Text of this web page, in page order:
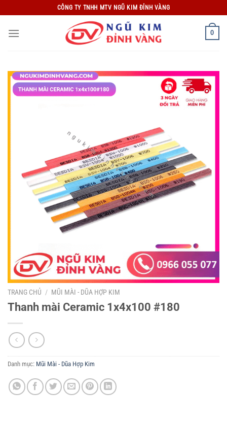
qua
nội
CÔNG TY TNHH MTV NGŨ KIM ĐỈNH VÀNG
0
TRANG CHỦ / MŨI MÀI - DŨA HỢP KIM
Thanh mài Ceramic 1x4x100 #180
Danh mục: Mũi Mài - Dũa Hợp Kim